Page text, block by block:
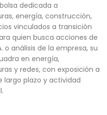
dedicada a
energía, construcción,
vinculados a transición
quien busca acciones de
o análisis de la empresa, su
en energía,
y redes, con exposición a
largo plazo y actividad